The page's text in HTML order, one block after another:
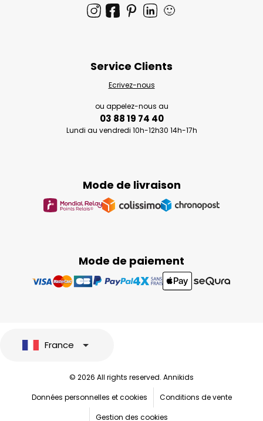
🙂
Mode de paiement
Mode de livraison
Service Clients
Ecrivez-nous
ou appelez-nous au
03 88 19 74 40
Lundi au vendredi 10h-12h30 14h-17h
France
© 2026 All rights reserved. Annikids
Données personnelles et cookies
Conditions de vente
Gestion des cookies